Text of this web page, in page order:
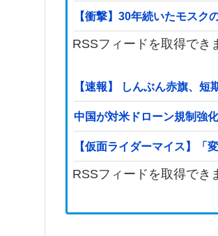
【衝撃】30年続いたモスク
RSSフィードを取得でき
【速報】 しんぶん赤旗、
中国が対米ドローン規制強
【仮面ライダーマイス】「
RSSフィードを取得でき